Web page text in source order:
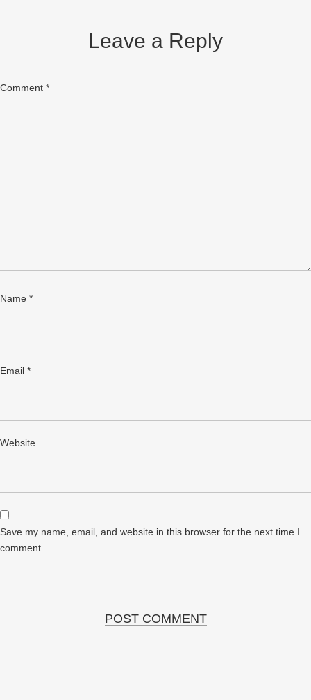
Leave a Reply
Comment *
Name *
Email *
Website
Save my name, email, and website in this browser for the next time I
comment.